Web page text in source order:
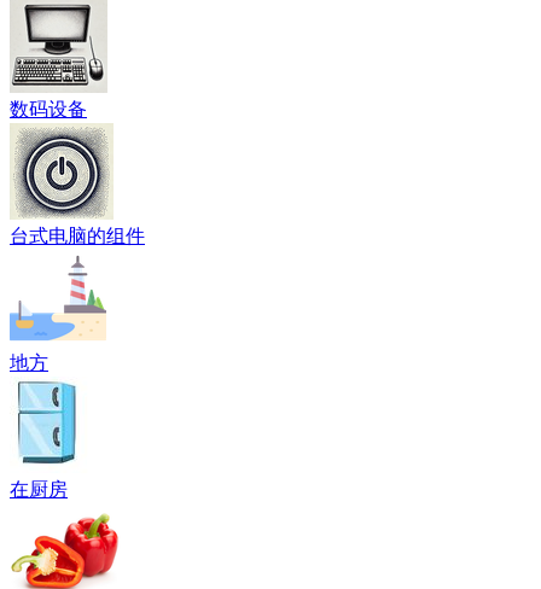
数码设备
台式电脑的组件
地方
在厨房